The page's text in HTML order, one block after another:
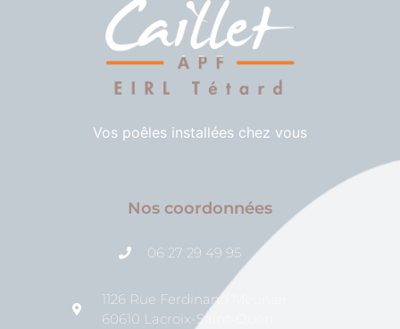
Vos poêles installées chez vous
Nos coordonnées
06 27 29 49 95
1126 Rue Ferdinand Meunier
60610 Lacroix-Saint-Ouen